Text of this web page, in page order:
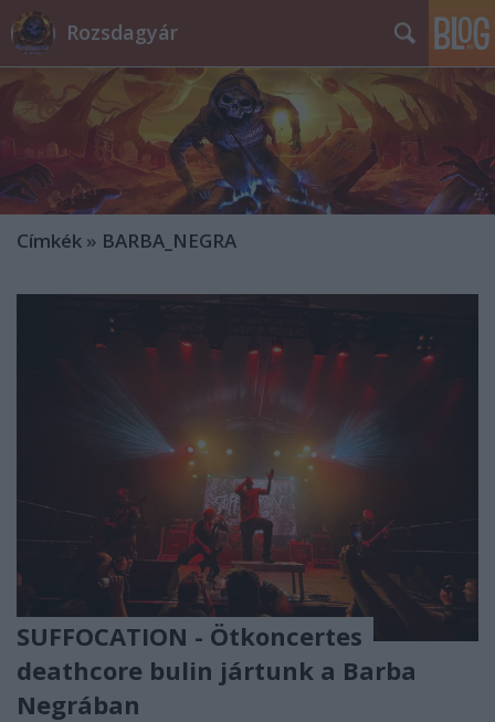
Rozsdagyár
Címkék » BARBA_NEGRA
SUFFOCATION - Ötkoncertes
deathcore bulin jártunk a Barba
Negrában